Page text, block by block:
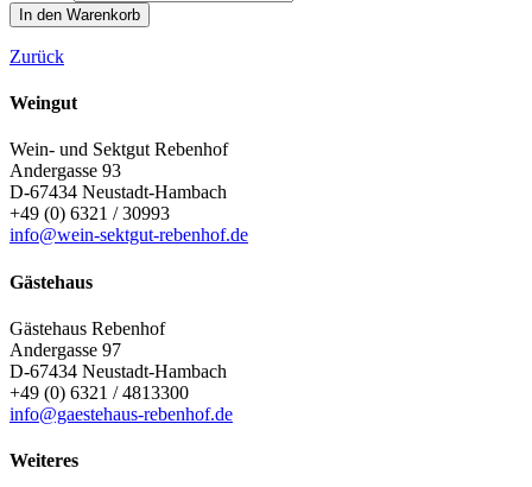
Zurück
Weingut
Wein- und Sektgut Rebenhof
Andergasse 93
D-67434 Neustadt-Hambach
+49 (0) 6321 / 30993
info@wein-sektgut-rebenhof.de
Gästehaus
Gästehaus Rebenhof
Andergasse 97
D-67434 Neustadt-Hambach
+49 (0) 6321 / 4813300
info@gaestehaus-rebenhof.de
Weiteres